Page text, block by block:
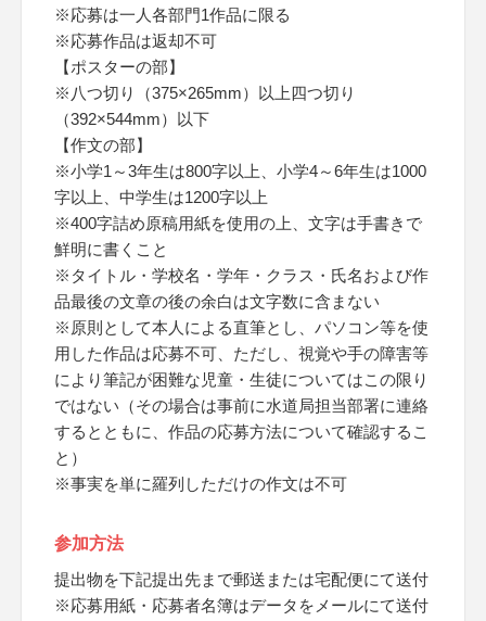
※応募は一人各部門1作品に限る
※応募作品は返却不可
【ポスターの部】
※八つ切り（375×265mm）以上四つ切り
（392×544mm）以下
【作文の部】
※小学1～3年生は800字以上、小学4～6年生は1000
字以上、中学生は1200字以上
※400字詰め原稿用紙を使用の上、文字は手書きで
鮮明に書くこと
※タイトル・学校名・学年・クラス・氏名および作
品最後の文章の後の余白は文字数に含まない
※原則として本人による直筆とし、パソコン等を使
用した作品は応募不可、ただし、視覚や手の障害等
により筆記が困難な児童・生徒についてはこの限り
ではない（その場合は事前に水道局担当部署に連絡
するとともに、作品の応募方法について確認するこ
と）
※事実を単に羅列しただけの作文は不可
参加方法
提出物を下記提出先まで郵送または宅配便にて送付
※応募用紙・応募者名簿はデータをメールにて送付